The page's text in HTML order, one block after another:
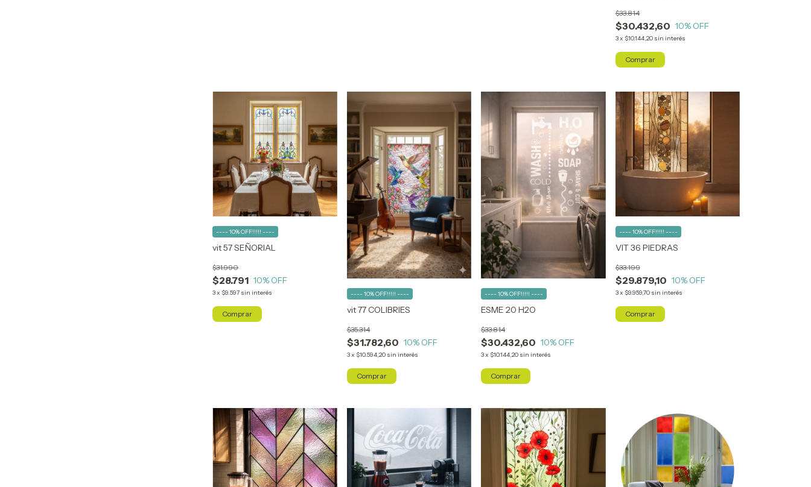
$30.432,60
$33.814
10% OFF
3x $10.144,20 sin interés
Comprar
vit 57 SEÑORIAL
$28.791
$31.990
10% OFF
3x $9.597 sin interés
---- 10% OFF!!!!! ----
Comprar vit 77 COLIBRIES
$31.782,60
$35.314
10% OFF
3x $10.594,20 sin interés
---- 10% OFF!!!!! ----
Comprar
ESME 20 H2O
$30.432,60
$33.814
10% OFF
3x $10.144,20 sin interés
---- 10% OFF!!!!! ----
Comprar
VIT 36 PIEDRAS
$29.879,10
$33.199
10% OFF
3x $9.959,70 sin interés
---- 10% OFF!!!!! ----
Comprar